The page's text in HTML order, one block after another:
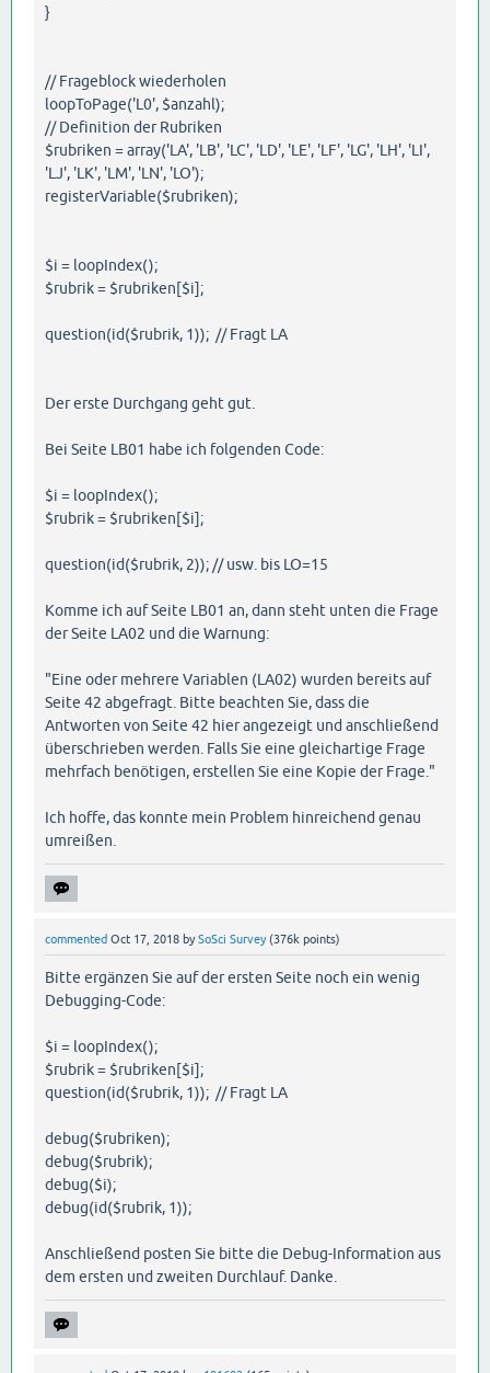
}
// Frageblock wiederholen
loopToPage('L0', $anzahl);
// Definition der Rubriken
$rubriken = array('LA', 'LB', 'LC', 'LD', 'LE', 'LF', 'LG', 'LH', 'LI',
'LJ', 'LK', 'LM', 'LN', 'LO');
registerVariable($rubriken);
$i = loopIndex();
$rubrik = $rubriken[$i];
question(id($rubrik, 1)); // Fragt LA
Der erste Durchgang geht gut.
Bei Seite LB01 habe ich folgenden Code:
$i = loopIndex();
$rubrik = $rubriken[$i];
question(id($rubrik, 2)); // usw. bis LO=15
Komme ich auf Seite LB01 an, dann steht unten die Frage
der Seite LA02 und die Warnung:
"Eine oder mehrere Variablen (LA02) wurden bereits auf
Seite 42 abgefragt. Bitte beachten Sie, dass die
Antworten von Seite 42 hier angezeigt und anschließend
überschrieben werden. Falls Sie eine gleichartige Frage
mehrfach benötigen, erstellen Sie eine Kopie der Frage."
Ich hoffe, das konnte mein Problem hinreichend genau
umreißen.
commented Oct 17, 2018 bySoSci Survey (376k points)
Bitte ergänzen Sie auf der ersten Seite noch ein wenig
Debugging-Code:
$i = loopIndex();
$rubrik = $rubriken[$i];
question(id($rubrik, 1)); // Fragt LA
debug($rubriken);
debug($rubrik);
debug($i);
debug(id($rubrik, 1));
Anschließend posten Sie bitte die Debug-Information aus
dem ersten und zweiten Durchlauf. Danke.